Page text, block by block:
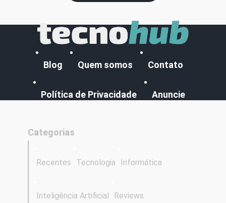
Blog Quem somos Contato
Política de Privacidade Anuncie
Categorias
Recentes Tecnologia Informática
Inteligência Artificial Reviews